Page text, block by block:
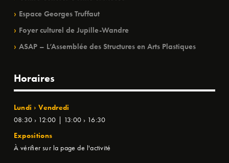
Espace Georges Truffaut
Foyer culturel de Jupille-Wandre
ASAP – L’Assemblée des Structures en Arts Plastiques
Horaires
Lundi › Vendredi
08:30 › 12:00 | 13:00 › 16:30
Expositions
À vérifier sur la page de l'activité